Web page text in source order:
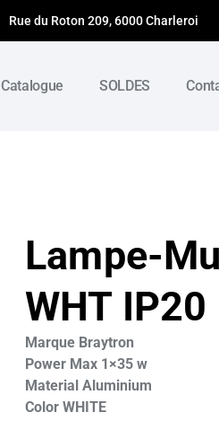
Rue du Roton 209, 6000 Charleroi
Catalogue SOLDES
Lampe-
WHT IP20
Marque Braytron
Power Max 1×35 w
Material Aluminium
Color WHITE